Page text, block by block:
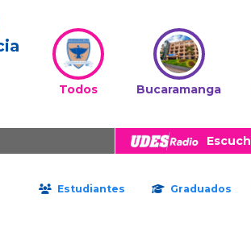
Todos Bucaramanga
Estudiantes Graduados